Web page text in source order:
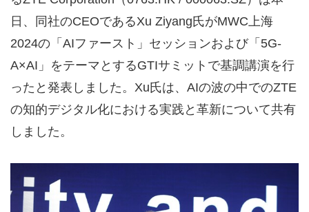
日、同社のCEOであるXu Ziyang氏がMWC上海
2024の「AIファースト」セッションおよび「5G-
A×AI」をテーマとするGTIサミットで基調講演を行
ったと発表しました。Xu氏は、AIの波の中でのZTE
の知的デジタル化における実践と革新について共有
しました。